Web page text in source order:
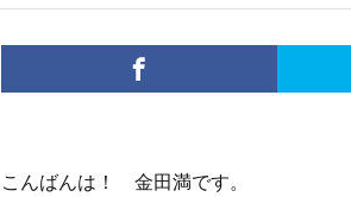
こんばんは！ 金田満です。